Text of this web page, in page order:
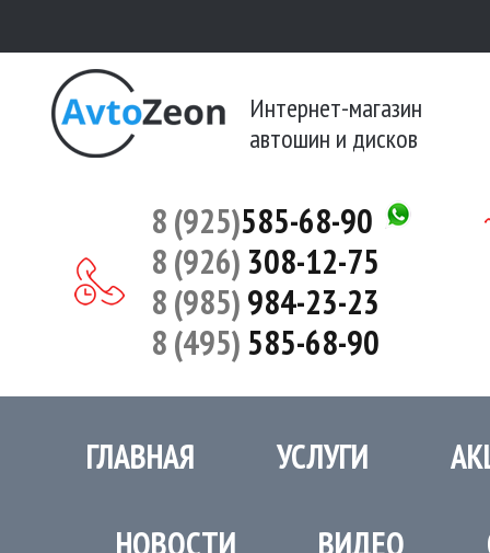
Интернет-магазин
автошин и дисков
8 (925)585-68-90
8 (926) 308-12-75
8 (985)984-23-23
8 (495)585-68-90
ГЛАВНАЯ УСЛУГИ
НОВОСТИ ВИДЕО